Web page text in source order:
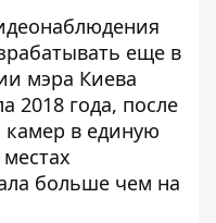
еще в
мэра Киева
2018 года, после
камер в единую
больше чем на